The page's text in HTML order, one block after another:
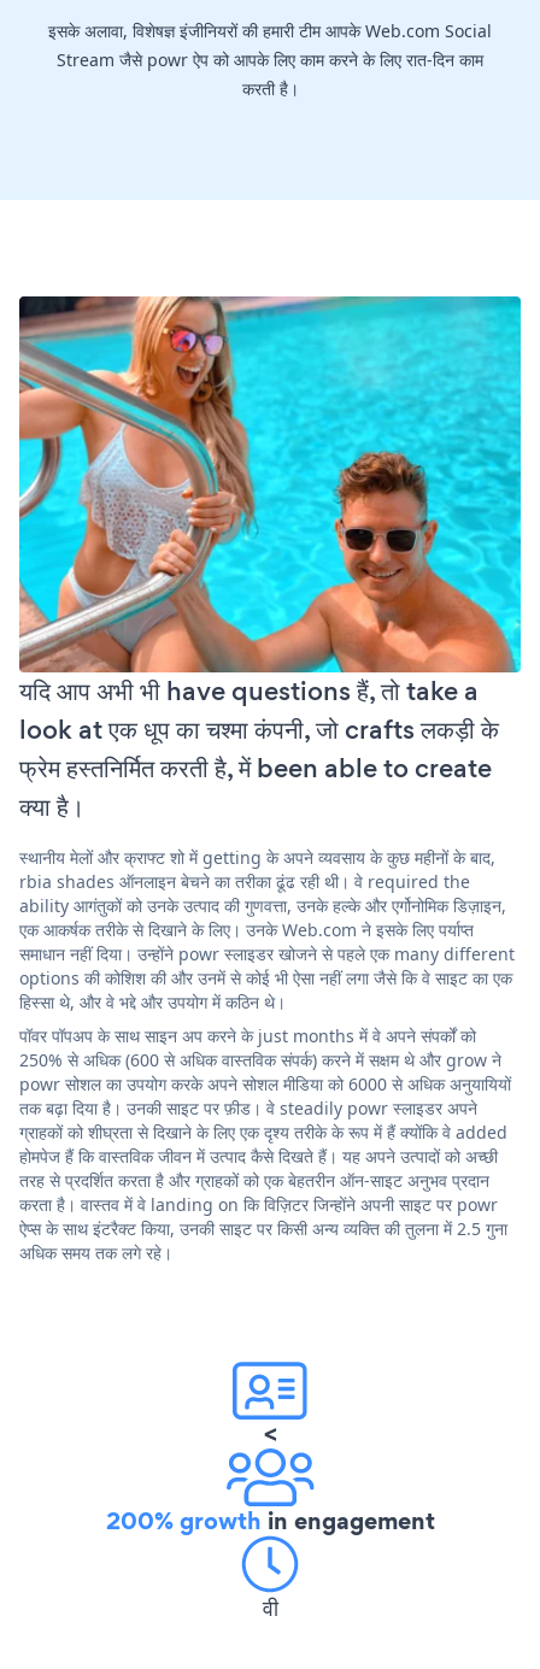
इसके अलावा, विशेषज्ञ इंजीनियरों की हमारी टीम आपके Web.com Social
Stream जैसे powr ऐप को आपके लिए काम करने के लिए रात-दिन काम
करती है।
यदि आप अभी भी have questions हैं, तो take a
look at एक धूप का चश्मा कंपनी, जो crafts लकड़ी के
फ्रेम हस्तनिर्मित करती है, में been able to create
क्या है।
स्थानीय मेलों और क्राफ्ट शो में getting के अपने व्यवसाय के कुछ महीनों के बाद,
rbia shades ऑनलाइन बेचने का तरीका ढूंढ रही थी। वे required the
ability आगंतुकों को उनके उत्पाद की गुणवत्ता, उनके हल्के और एर्गोनोमिक डिज़ाइन,
एक आकर्षक तरीके से दिखाने के लिए। उनके Web.com ने इसके लिए पर्याप्त
समाधान नहीं दिया। उन्होंने powr स्लाइडर खोजने से पहले एक many different
options की कोशिश की और उनमें से कोई भी ऐसा नहीं लगा जैसे कि वे साइट का एक
हिस्सा थे, और वे भद्दे और उपयोग में कठिन थे।
पॉवर पॉपअप के साथ साइन अप करने के just months में वे अपने संपर्कों को
250% से अधिक (600 से अधिक वास्तविक संपर्क) करने में सक्षम थे और grow ने
powr सोशल का उपयोग करके अपने सोशल मीडिया को 6000 से अधिक अनुयायियों
तक बढ़ा दिया है। उनकी साइट पर फ़ीड। वे steadily powr स्लाइडर अपने
ग्राहकों को शीघ्रता से दिखाने के लिए एक दृश्य तरीके के रूप में हैं क्योंकि वे added
होमपेज हैं कि वास्तविक जीवन में उत्पाद कैसे दिखते हैं। यह अपने उत्पादों को अच्छी
तरह से प्रदर्शित करता है और ग्राहकों को एक बेहतरीन ऑन-साइट अनुभव प्रदान
करता है। वास्तव में वे landing on कि विज़िटर जिन्होंने अपनी साइट पर powr
ऐप्स के साथ इंटरैक्ट किया, उनकी साइट पर किसी अन्य व्यक्ति की तुलना में 2.5 गुना
अधिक समय तक लगे रहे।
<
200% growth in engagement
वी